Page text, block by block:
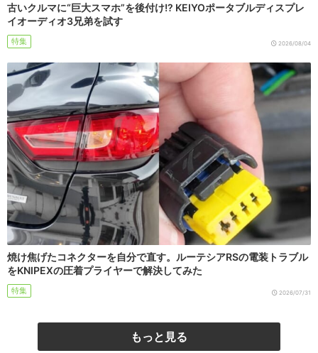
古いクルマに“巨大スマホ”を後付け!? KEIYOポータブルディスプレ
イオーディオ3兄弟を試す
特集 2026/08/04
焼け焦げたコネクターを自分で直す。ルーテシアRSの電装トラブル
をKNIPEXの圧着プライヤーで解決してみた
特集 2026/07/31
もっと見る